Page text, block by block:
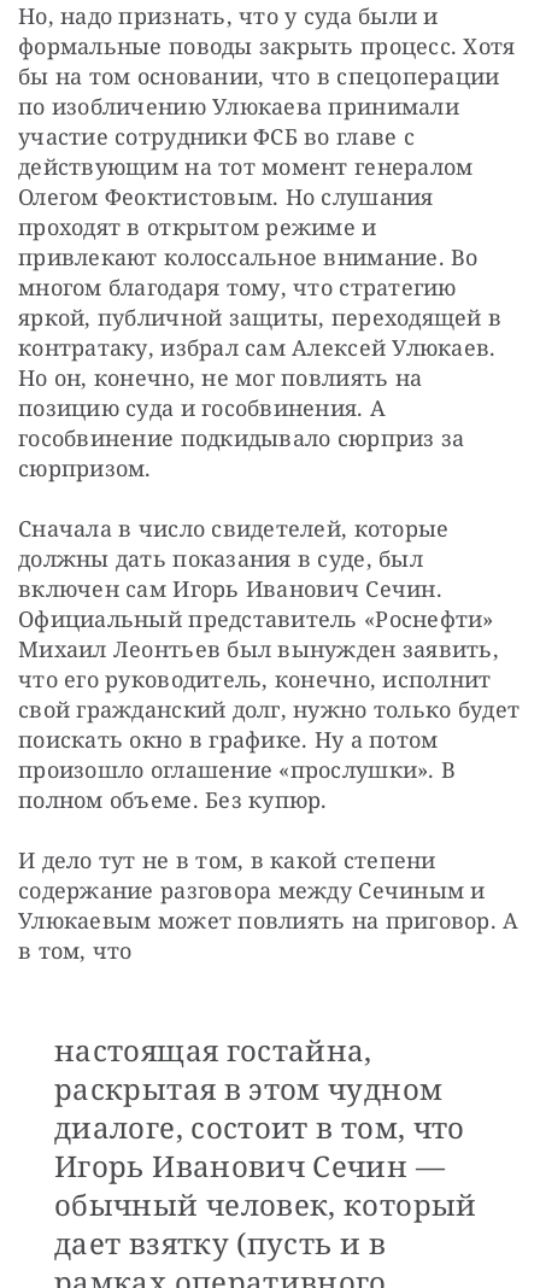
Но, надо признать, что у суда были и
формальные поводы закрыть процесс. Хотя
бы на том основании, что в спецоперации
по изобличению Улюкаева принимали
участие сотрудники ФСБ во главе с
действующим на тот момент генералом
Олегом Феоктистовым. Но слушания
проходят в открытом режиме и
привлекают колоссальное внимание. Во
многом благодаря тому, что стратегию
яркой, публичной защиты, переходящей в
контратаку, избрал сам Алексей Улюкаев.
Но он, конечно, не мог повлиять на
позицию суда и гособвинения. А
гособвинение подкидывало сюрприз за
сюрпризом.
Сначала в число свидетелей, которые
должны дать показания в суде, был
включен сам Игорь Иванович Сечин.
Официальный представитель «Роснефти»
Михаил Леонтьев был вынужден заявить,
что его руководитель, конечно, исполнит
свой гражданский долг, нужно только будет
поискать окно в графике. Ну а потом
произошло оглашение «прослушки». В
полном объеме. Без купюр.
И дело тут не в том, в какой степени
содержание разговора между Сечиным и
Улюкаевым может повлиять на приговор. А
в том, что
настоящая гостайна,
раскрытая в этом чудном
диалоге, состоит в том, что
Игорь Иванович Сечин —
обычный человек, который
дает взятку (пусть и в